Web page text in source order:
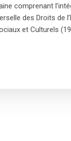
comprenant
des Droits de
et Culturels